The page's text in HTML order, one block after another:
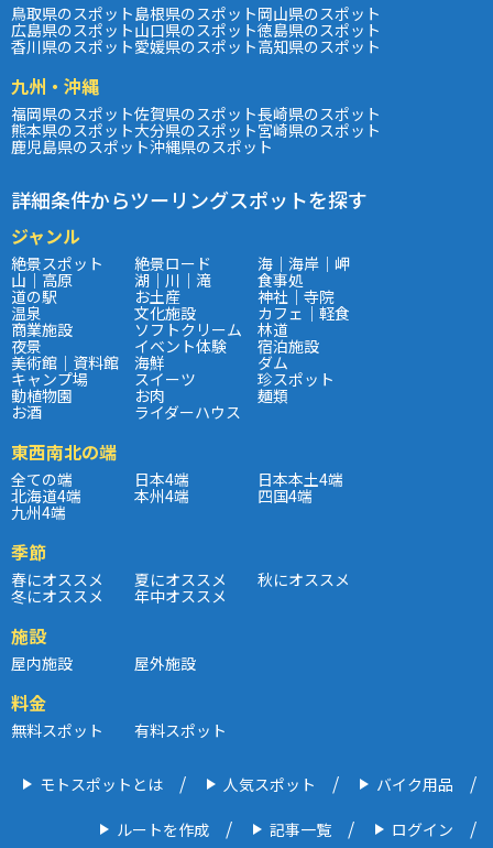
鳥取県のスポット島根県のスポット岡山県のスポット
広島県のスポット山口県のスポット徳島県のスポット
香川県のスポット愛媛県のスポット高知県のスポット
九州・沖縄
福岡県のスポット佐賀県のスポット長崎県のスポット
熊本県のスポット大分県のスポット宮崎県のスポット
鹿児島県のスポット沖縄県のスポット
詳細条件からツーリングスポットを探す
ジャンル
絶景スポット 絶景ロード 海｜海岸｜岬
山｜高原 湖｜川｜滝 食事処
道の駅 お土産 神社｜寺院
温泉 文化施設 カフェ｜軽食
商業施設 ソフトクリーム 林道
夜景 イベント体験 宿泊施設
美術館｜資料館 海鮮 ダム
キャンプ場 スイーツ 珍スポット
動植物園 お肉 麺類
お酒 ライダーハウス
東西南北の端
全ての端 日本4端 日本本土4端
北海道4端 本州4端 四国4端
九州4端
季節
春にオススメ 夏にオススメ 秋にオススメ
冬にオススメ 年中オススメ
施設
屋内施設 屋外施設
料金
無料スポット 有料スポット
モトスポットとは 人気スポット バイク用品
ルートを作成 記事一覧 ログイン